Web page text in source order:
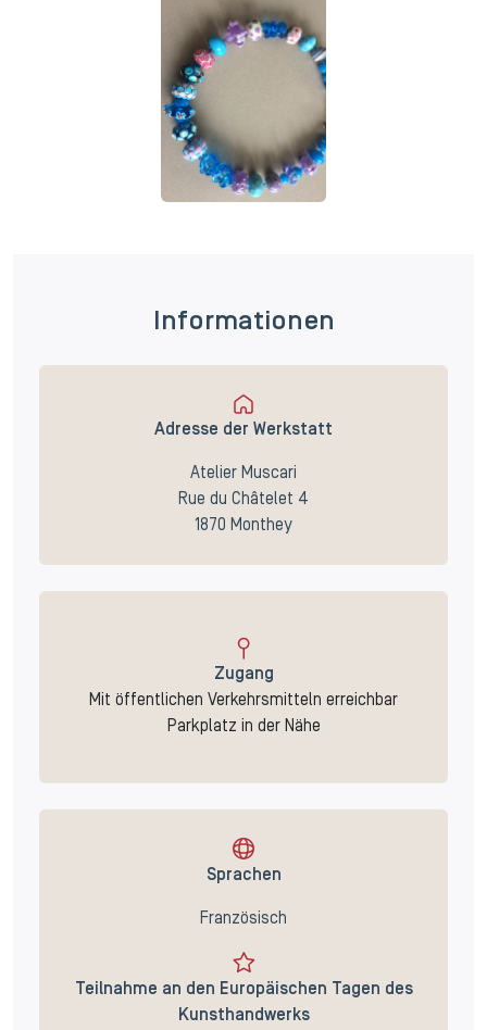
Informationen
Adresse der Werkstatt
Atelier Muscari
Rue du Châtelet 4
1870 Monthey
Zugang
Mit öffentlichen Verkehrsmitteln erreichbar
Parkplatz in der Nähe
Sprachen
Französisch
Teilnahme an den Europäischen Tagen des
Kunsthandwerks